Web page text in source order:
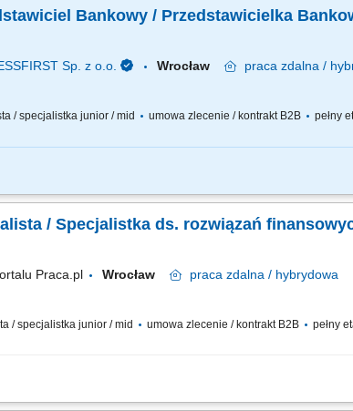
Bankowy / Przedstawicielka
Sp. z o.o. Wrocław praca zdalna /
/ specjalistka junior / mid umowa zlecenie / kontrakt B2B pełny
Pozyskiwanie klientów biznesowych oraz sprzedaż
/ Specjalistka ds. rozwiązań
Praca.pl Wrocław praca zdalna / hybrydowa
/ specjalistka junior / mid umowa zlecenie / kontrakt B2B pełny
docieranie do sektora przedsiębiorstw i doradztwo w zakresie